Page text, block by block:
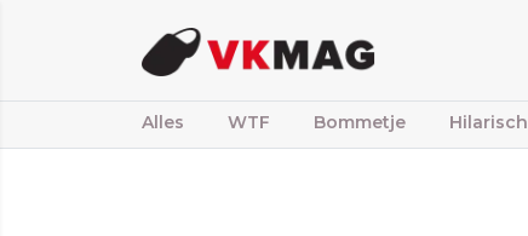
Alles WTF Bommetje Hilarisch